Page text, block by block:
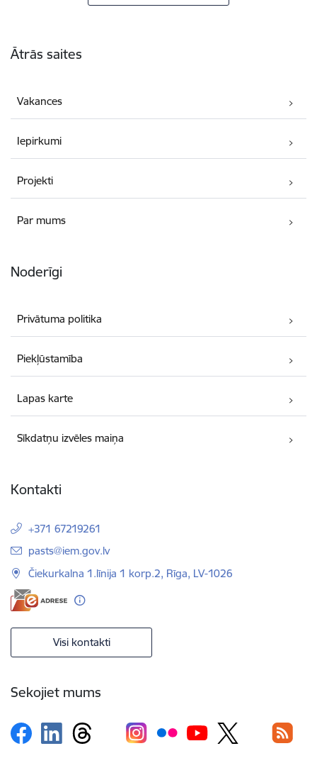
Ātrās saites
Vakances
Iepirkumi
Projekti
Par mums
Noderīgi
Privātuma politika
Piekļūstamība
Lapas karte
Sīkdatņu izvēles maiņa
Kontakti
+371 67219261
E-pasts:
pasts@iem.gov.lv
Čiekurkalna 1.līnija 1 korp.2, Rīga, LV-1026
Visi kontakti
Sekojiet mums